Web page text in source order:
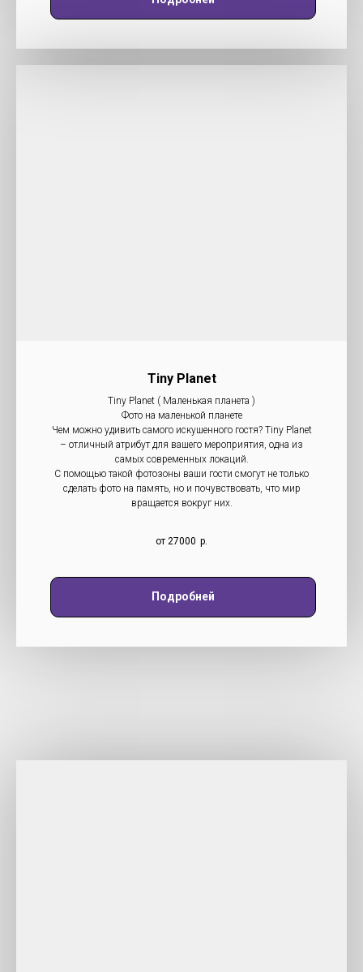
Tiny Planet
Tiny Planet ( Маленькая планета )
Фото на маленькой планете
Чем можно удивить самого искушенного гостя? Tiny Planet
– отличный атрибут для вашего мероприятия, одна из
самых современных локаций.
С помощью такой фотозоны ваши гости смогут не только
сделать фото на память, но и почувствовать, что мир
вращается вокруг них.
от 27000 р.
Подробней